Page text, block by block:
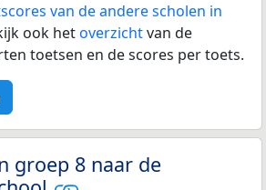
van de andere scholen in
ook hetoverzichtvan de
toetsen en de scores per toets.
groep 8 naar de